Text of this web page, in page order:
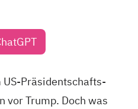
Präsidentschafts-
vor Trump. Doch was